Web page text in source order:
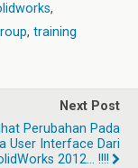
,
, training
Next Post
Perubahan Pada
User Interface Dari
2012… !!!!